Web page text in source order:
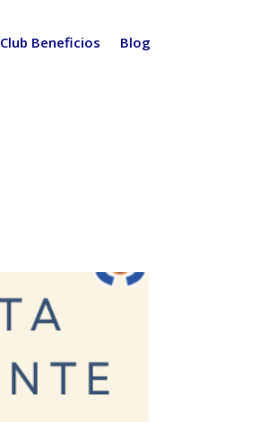
Club Beneficios Blog